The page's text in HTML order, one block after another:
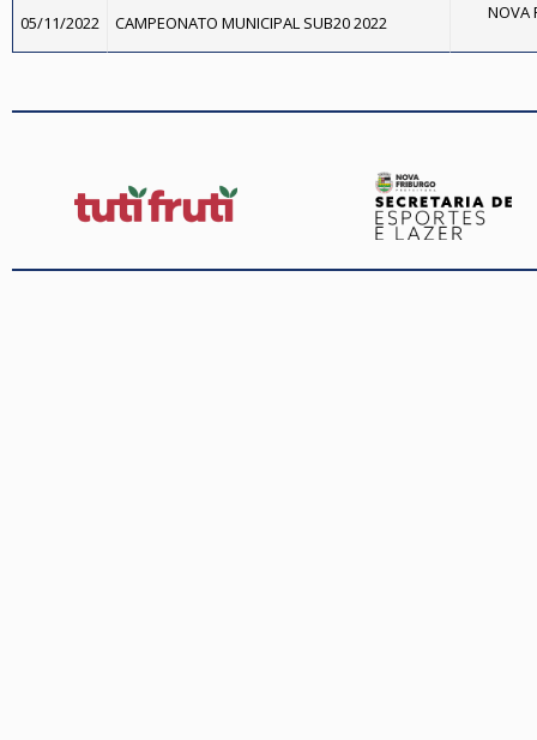
05/11/2022 CAMPEONATO MUNICIPAL SUB20 2022 NOVA